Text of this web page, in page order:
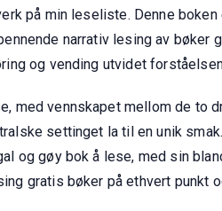
på min leseliste. Denne
narrativ lesing av
og vending utvidet
med vennskapet mellom de to
settinget la til en unik
og gøy bok å lese, med sin
gratis bøker på ethvert